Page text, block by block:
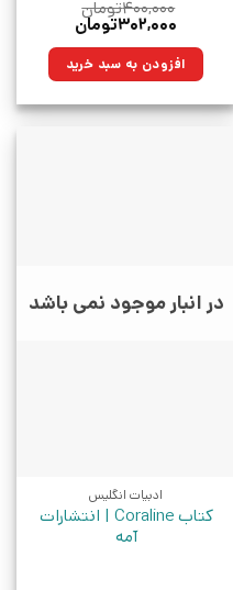
۴۰۰,۰۰۰تومان
قیمت
۴۰۰,۰۰۰تومان
بود.
۳۰۲,۰۰۰تومان
۳۰۲,۰۰۰تومان.افزودن به سبد خرید
در انبار موجود نمی باشد
ادبیات انگلیس
کتاب Coraline | انتشارات
آمه